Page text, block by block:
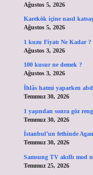
Ağustos 5, 2026
Karekök içine nasıl
Ağustos 5, 2026
1 kuzu Fiyatı Ne Kadar ?
Ağustos 3, 2026
100 kusur ne demek ?
Ağustos 3, 2026
İhlâs hatmi yaparken
Temmuz 30, 2026
1 yaşından sonra göz
Temmuz 30, 2026
İstanbul’un fethinde
Temmuz 30, 2026
Samsung TV akıllı mod
Temmuz 25, 2026